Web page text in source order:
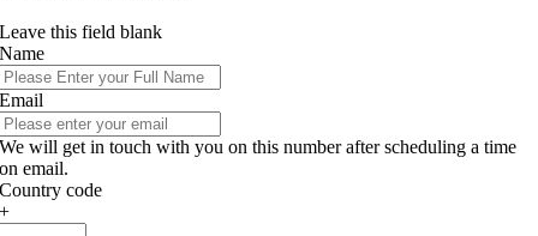
Leave this field blank
Name
Email
We will get in touch with you on this number after scheduling a time
on email.
Country code
+